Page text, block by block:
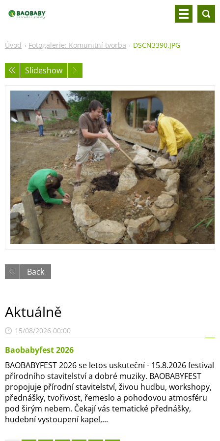
Úvod Fotogalerie: Komunitní tvorba DSCN3390.JPG
Slideshow
Back
Aktuálně
15/08/2026 00:00
Baobabyfest 2026
BAOBABYFEST 2026 se letos uskuteční - 15.8.2026 festival
přírodního stavitelství a dobré muziky. BAOBABYFEST
propojuje přírodní stavitelství, živou hudbu, workshopy,
přednášky, tvořivost, řemeslo a pohodovou atmosféru
pod širým nebem. Čekají vás tematické přednášky,
hudební vystoupení kapel,...